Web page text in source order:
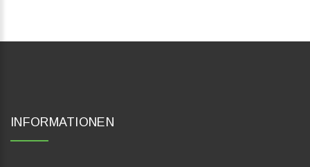
INFORMATIONEN